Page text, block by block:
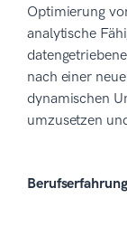
Optimierung
analytische
nach einer
dynamischen
umzusetzen
Berufserfahrung